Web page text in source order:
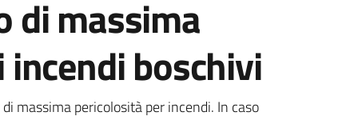
di massima
boschivi
massima pericolosità per incendi. In caso